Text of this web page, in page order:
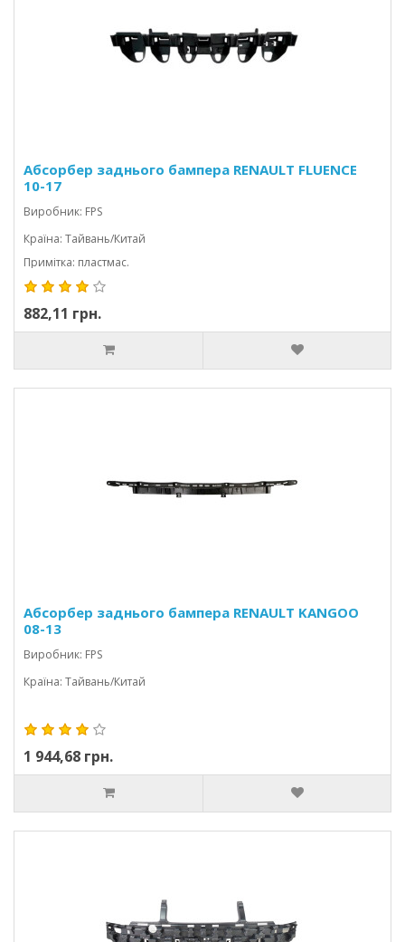
Абсорбер заднього бампера RENAULT FLUENCE
10-17
Виробник: FPS
Країна: Тайвань/Китай
Примітка: пластмас.
882,11 грн.
Абсорбер заднього бампера RENAULT KANGOO
08-13
Виробник: FPS
Країна: Тайвань/Китай
1 944,68 грн.